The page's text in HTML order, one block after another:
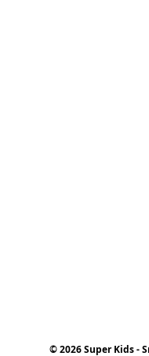
© 2026 Super Kids -